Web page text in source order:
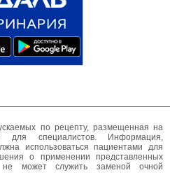
по рецепту, размещенная на
для специалистов. Информация,
использоваться пациентами для
о применении представленных
не может служить заменой очной